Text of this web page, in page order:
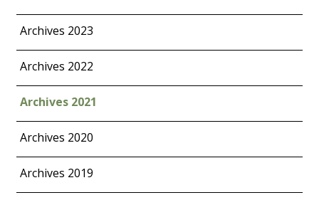
Archives 2023
Archives 2022
Archives 2021
Archives 2020
Archives 2019